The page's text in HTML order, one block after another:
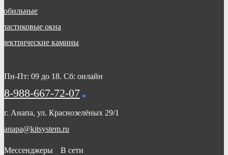
окна
камины
Пн-Пт: 09 до 18. Сб: онлайн
8-988-667-72-07
г. Анапа, ул. Краснозелёных 29/1
anapa@kitsystem.ru
Мессенджеры В сети